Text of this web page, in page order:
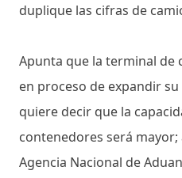
duplique las cifras de
Apunta que la terminal de
en proceso de expandir
quiere decir que la
contenedores será mayor;
Agencia Nacional de